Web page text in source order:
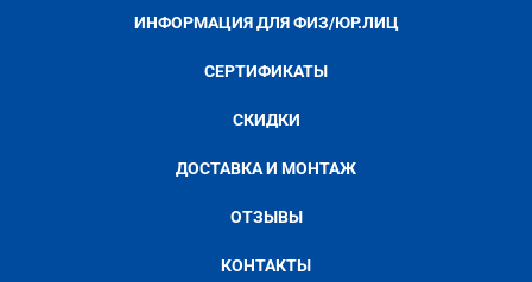
ИНФОРМАЦИЯ ДЛЯ ФИЗ/ЮР.ЛИЦ
СЕРТИФИКАТЫ
СКИДКИ
ДОСТАВКА И МОНТАЖ
ОТЗЫВЫ
КОНТАКТЫ